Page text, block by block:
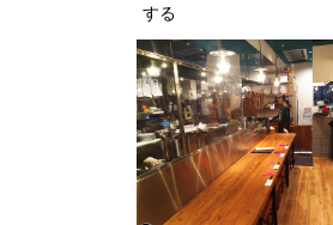
する